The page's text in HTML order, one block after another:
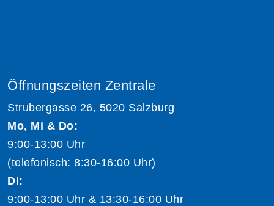
Öffnungszeiten Zentrale
Strubergasse 26, 5020 Salzburg
Mo, Mi & Do:
9:00-13:00 Uhr
(telefonisch: 8:30-16:00 Uhr)
Di:
9:00-13:00 Uhr & 13:30-16:00 Uhr